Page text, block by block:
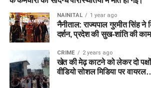
NAINITAL 1 year ago
नैनीताल: राज्यपाल गुरमीत सिंह ने
दर्शन, प्रदेश की सुख-शांति की
CRIME 2 years ago
खेत की मेढ़ काटने को लेकर दो
वीडियो सोशल मिडिया पर